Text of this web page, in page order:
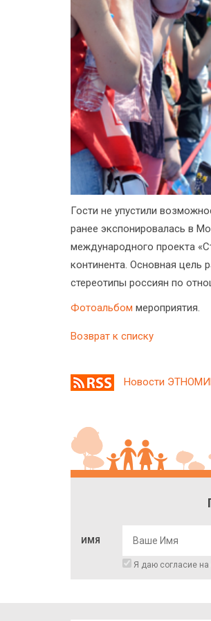
Гости не упустили
ранее экспонировалась в
международного проекта
континента. Основная цель
стереотипы россиян по
Фотоальбом мероприятия.
Возврат к списку
Новости
ИМЯ
Я даю согласие на